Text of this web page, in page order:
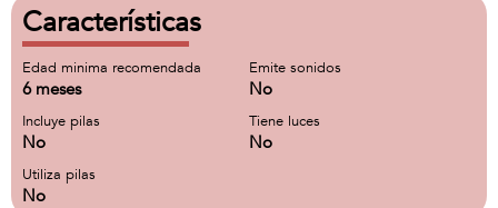
Características
Edad minima recomendada
6 meses
Emite sonidos
No
Incluye pilas
No
Tiene luces
No
Utiliza pilas
No